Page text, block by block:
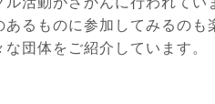
るものに参加してみるのも
な団体をご紹介しています。